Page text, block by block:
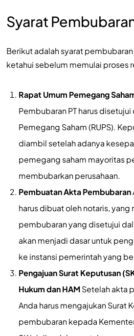
Syarat
Berikut adalah syarat pembubaran
ketahui sebelum memulai proses
Rapat Umum Pemegang
Pembubaran PT harus
Pemegang Saham (RUPS).
diambil setelah adanya
pemegang saham mayoritas
membubarkan perusahaan.
Pembuatan Akta Pembubaran
harus dibuat oleh notaris,
pembubaran yang disetujui
akan menjadi dasar untuk
ke instansi pemerintah yang
Pengajuan Surat Keputusan
Hukum dan HAMSetelah akta
Anda harus mengajukan Surat
pembubaran kepada